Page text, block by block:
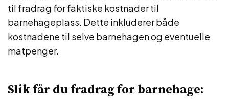
til fradrag for faktiske kostnader til
barnehageplass. Dette inkluderer både
kostnadene til selve barnehagen og eventuelle
matpenger.
Slik får du fradrag for barnehage: